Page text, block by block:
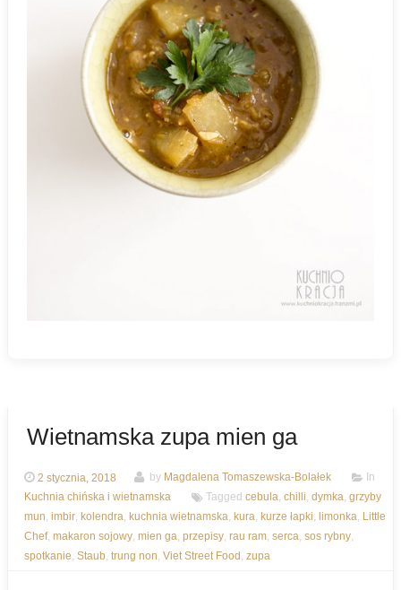
Wietnamska zupa mien ga
2 stycznia, 2018 by Magdalena Tomaszewska-Bolałek
In
Kuchnia chińska i wietnamska
Tagged cebula, chilli, dymka, grzyby
mun, imbir, kolendra, kuchnia wietnamska, kura, kurze łapki, limonka, Little
Chef, makaron sojowy, mien ga, przepisy, rau ram, serca, sos rybny,
spotkanie, Staub, trung non, Viet Street Food , zupa